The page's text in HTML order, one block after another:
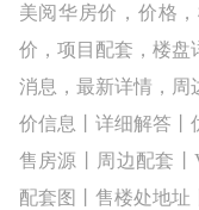
美阅华房价，价格
价，项目配套，楼盘
消息，最新详情，周
价信息丨详细解答丨
售房源丨周边配套丨
配套图丨售楼处地址